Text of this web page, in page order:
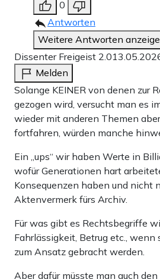
0
Antworten
Weitere Antworten
Dissenter Freigeist 2.0
Melden
Solange KEINER von denen zur
gezogen wird, versucht man es
wieder mit anderen Themen
fortfahren, würden manche
Ein „ups“ wir haben Werte in
wofür Generationen hart
Konsequenzen haben und nicht
Aktenvermerk fürs Archiv.
Für was gibt es Rechtsbegriffe
Fahrlässigkeit, Betrug etc., wenn
zum Ansatz gebracht werden.
Aber dafür müsste man auch